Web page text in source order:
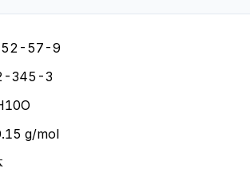
57-9
345-3
g/mol